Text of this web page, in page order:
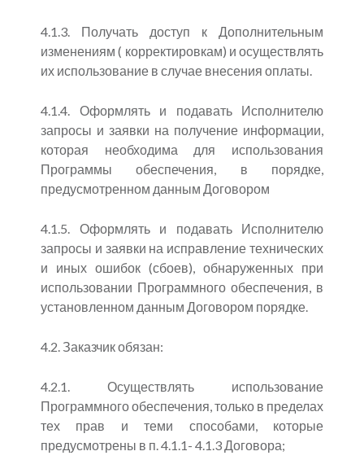
4.1.3. Получать доступ к Дополнительным
изменениям ( корректировкам) и осуществлять
их использование в случае внесения оплаты.
4.1.4. Оформлять и подавать Исполнителю
запросы и заявки на получение информации,
которая необходима для использования
Программы обеспечения, в порядке,
предусмотренном данным Договором
4.1.5. Оформлять и подавать Исполнителю
запросы и заявки на исправление технических
и иных ошибок (сбоев), обнаруженных при
использовании Программного обеспечения, в
установленном данным Договором порядке.
4.2. Заказчик обязан:
4.2.1. Осуществлять использование
Программного обеспечения, только в пределах
тех прав и теми способами, которые
предусмотрены в п. 4.1.1- 4.1.3 Договора;